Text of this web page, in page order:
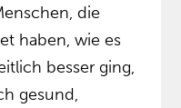
die
haben, wie es
besser ging,
gesund,